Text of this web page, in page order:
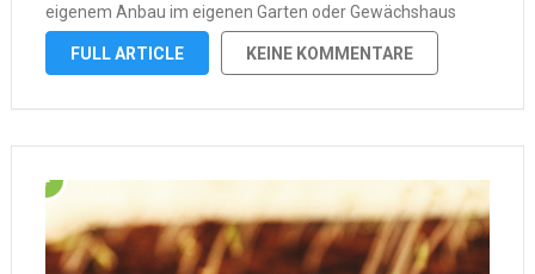
eigenem Anbau im eigenen Garten oder Gewächshaus
stetig. Der Gedanke, sich selbst mit frischen und gesunden
Nahrungsmitteln zu versorgen, weckt eine tiefe
FULL ARTICLE KEINE KOMMENTARE